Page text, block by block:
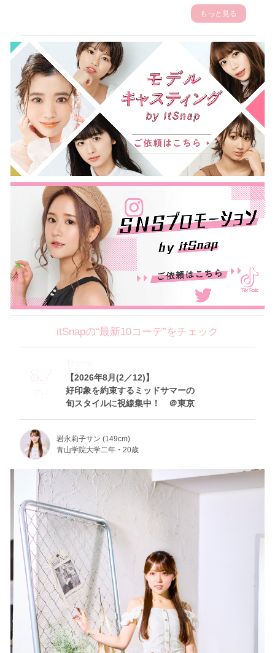
もっと見る
itSnapの“最新10コーデ”をチェック
8.7
Fri
【2026年8月(2／12)】
好印象を約束するミッドサマーの
旬スタイルに視線集中！ ＠東京
Theme
岩永莉子サン (149cm)
青山学院大学二年・20歳